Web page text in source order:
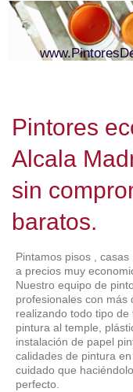
Pintores
Alcala
sin
baratos.
Pintamos pisos ,
a precios muy
Nuestro equipo de
profesionales con más
realizando todo tipo
pintura al temple,
instalación de papel
calidades de pintura
cuidado que
perfecto.